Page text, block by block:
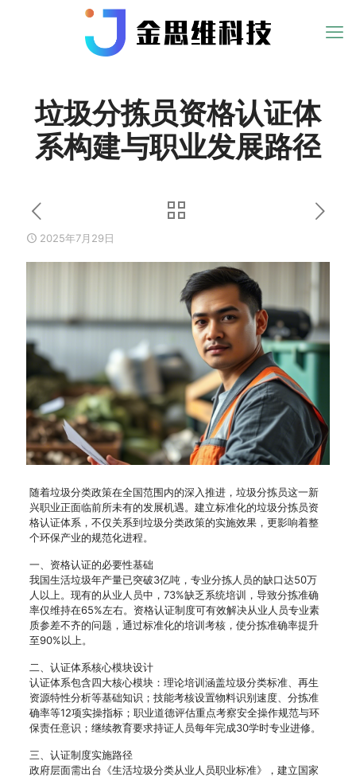
垃圾分拣员资格认证体
系构建与职业发展路径
2025年7月29日
随着垃圾分类政策在全国范围内的深入推进，垃圾分拣员这一新
兴职业正面临前所未有的发展机遇。建立标准化的垃圾分拣员资
格认证体系，不仅关系到垃圾分类政策的实施效果，更影响着整
个环保产业的规范化进程。
一、资格认证的必要性基础
我国生活垃圾年产量已突破3亿吨，专业分拣人员的缺口达50万
人以上。现有的从业人员中，73%缺乏系统培训，导致分拣准确
率仅维持在65%左右。资格认证制度可有效解决从业人员专业素
质参差不齐的问题，通过标准化的培训考核，使分拣准确率提升
至90%以上。
二、认证体系核心模块设计
认证体系包含四大核心模块：理论培训涵盖垃圾分类标准、再生
资源特性分析等基础知识；技能考核设置物料识别速度、分拣准
确率等12项实操指标；职业道德评估重点考察安全操作规范与环
保责任意识；继续教育要求持证人员每年完成30学时专业进修。
三、认证制度实施路径
政府层面需出台《生活垃圾分类从业人员职业标准》，建立国家